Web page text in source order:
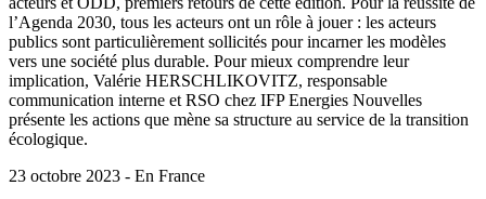
l’Agenda 2030, tous les acteurs ont un rôle à jouer : les acteurs
publics sont particulièrement sollicités pour incarner les modèles
vers une société plus durable. Pour mieux comprendre leur
implication, Valérie HERSCHLIKOVITZ, responsable
communication interne et RSO chez IFP Energies Nouvelles
présente les actions que mène sa structure au service de la transition
écologique.
23 octobre 2023 - En France